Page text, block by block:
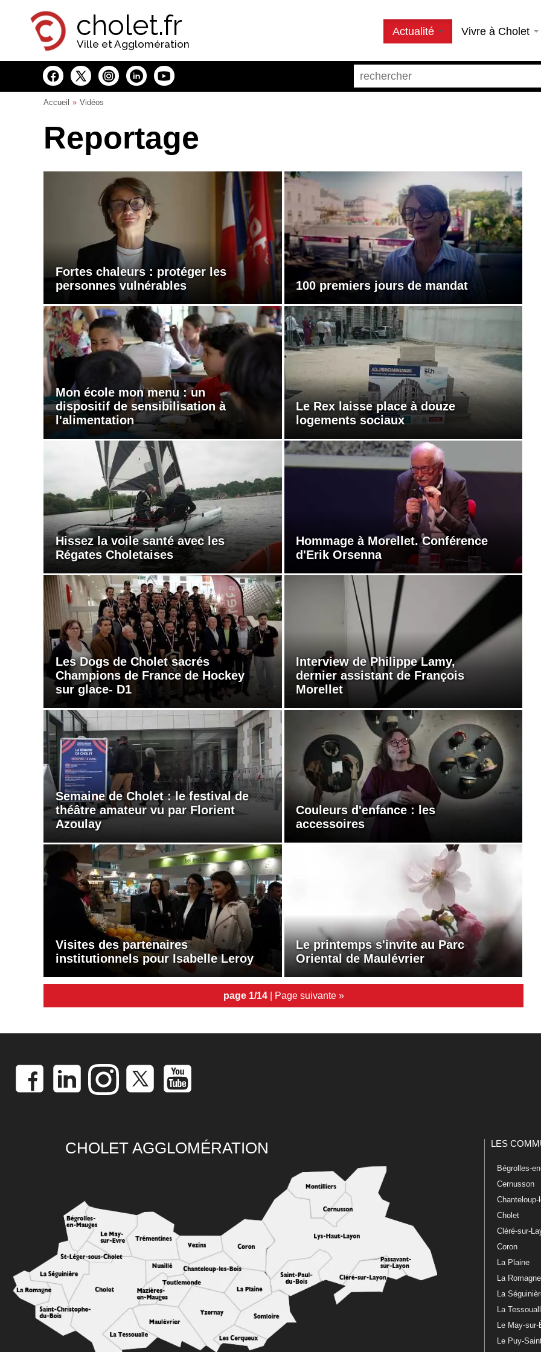
cholet.fr
Ville et Agglomération
Actualité Vivre à Cholet
Accueil Vidéos
Reportage
Fortes chaleurs : protéger les
personnes vulnérables
100 premiers jours de mandat
Mon école mon menu : un
dispositif de sensibilisation à
l'alimentation
Le Rex laisse place à douze
logements sociaux
Hissez la voile santé avec les
Régates Choletaises
Hommage à Morellet. Conférence
d'Erik Orsenna
Les Dogs de Cholet sacrés
Champions de France de Hockey
sur glace- D1
Interview de Philippe Lamy,
dernier assistant de François
Morellet
Semaine de Cholet : le festival de
théâtre amateur vu par Florient
Azoulay
Couleurs d'enfance : les
accessoires
Visites des partenaires
institutionnels pour Isabelle Leroy
Le printemps s'invite au Parc
Oriental de Maulévrier
page 1/14| Page suivante »
CHOLET AGGLOMÉRATION LES
Bégrolles-
Cernusson
Chanteloup-
Cholet
Cléré-sur-
Coron
La Plaine
La Romagne
La
La
Le May-sur-
Le Puy-